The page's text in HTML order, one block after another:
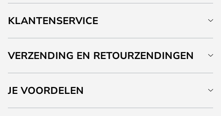
KLANTENSERVICE
VERZENDING EN RETOURZENDINGEN
JE VOORDELEN